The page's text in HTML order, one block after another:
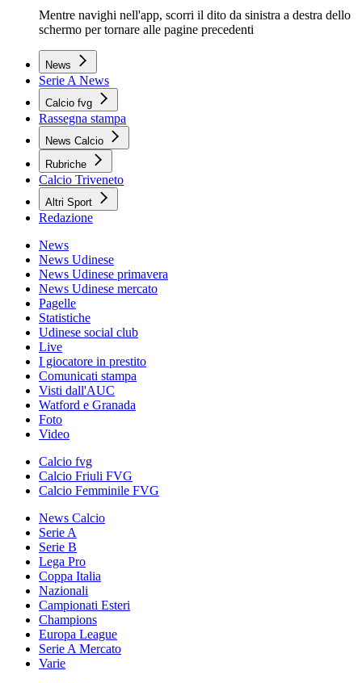
Mentre navighi nell'app, scorri il dito da sinistra a destra dello
schermo per tornare alle pagine precedenti
News
Serie A News
Calcio fvg
Rassegna stampa
News Calcio
Rubriche
Calcio Triveneto
Altri Sport
Redazione
News
News Udinese
News Udinese primavera
News Udinese mercato
Pagelle
Statistiche
Udinese social club
Live
I giocatore in prestito
Comunicati stampa
Visti dall'AUC
Watford e Granada
Foto
Video
Calcio fvg
Calcio Friuli FVG
Calcio Femminile FVG
News Calcio
Serie A
Serie B
Lega Pro
Coppa Italia
Nazionali
Campionati Esteri
Champions
Europa League
Serie A Mercato
Varie